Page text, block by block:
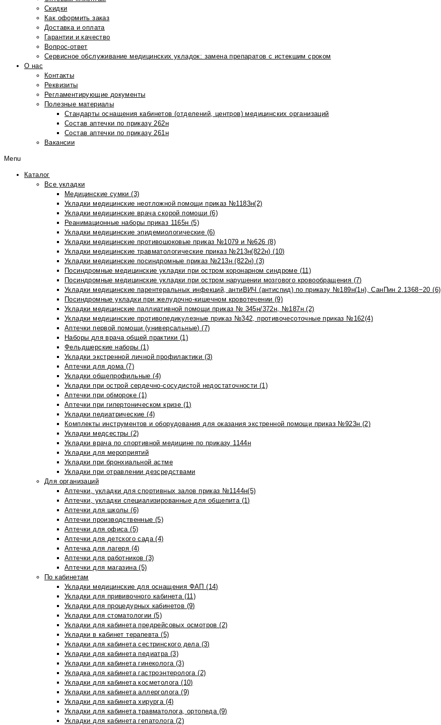
Скидки
Как оформить заказ
Доставка и оплата
Гарантии и качество
Вопрос-ответ
Сервисное обслуживание медицинских укладок: замена препаратов с истекшим сроком
О нас
Контакты
Реквизиты
Регламентирующие документы
Полезные материалы
Стандарты оснащения кабинетов (отделений, центров) медицинских организаций
Состав аптечки по приказу 262н
Состав аптечки по приказу 261н
Вакансии
Menu
Каталог
Все укладки
Медицинские сумки (3)
Укладки медицинские неотложной помощи приказ №1183н(2)
Укладки медицинские врача скорой помощи (6)
Реанимационные наборы приказ 1165н (5)
Укладки медицинские эпидемиологические (6)
Укладки медицинские противошоковые приказ №1079 и №626 (8)
Укладки медицинские травматологические приказ №213н(822н) (10)
Укладки медицинские посиндромные приказ №213н (822н) (3)
Посиндромные медицинские укладки при остром коронарном синдроме (11)
Посиндромные медицинские укладки при остром нарушении мозгового кровообращения (7)
Укладки медицинские парентеральных инфекций, антиВИЧ (антиспид) по приказу №189н(1н), СанПин 2.1368−20 (6)
Посиндромные укладки при желудочно-кишечном кровотечении (9)
Укладки медицинские паллиативной помощи приказ № 345н/372н, №187н (2)
Укладки медицинские противопедикулезные приказ №342, противочесоточные приказ №162(4)
Аптечки первой помощи (универсальные) (7)
Наборы для врача общей практики (1)
Фельдшерские наборы (1)
Укладки экстренной личной профилактики (3)
Аптечки для дома (7)
Укладки общепрофильные (4)
Укладки при острой сердечно-сосудистой недостаточности (1)
Аптечки при обмороке (1)
Аптечки при гипертоническом кризе (1)
Укладки педиатрические (4)
Комплекты инструментов и оборудования для оказания экстренной помощи приказ №923н (2)
Укладки медсестры (2)
Укладки врача по спортивной медицине по приказу 1144н
Укладки для мероприятий
Укладки при бронхиальной астме
Укладки при отравлении дезсредствами
Для организаций
Аптечки, укладки для спортивных залов приказ №1144н(5)
Аптечки, укладки специализированные для общепита (1)
Аптечки для школы (6)
Аптечки производственные (5)
Аптечки для офиса (5)
Аптечки для детского сада (4)
Аптечка для лагеря (4)
Аптечки для работников (3)
Аптечки для магазина (5)
По кабинетам
Укладки медицинские для оснащения ФАП (14)
Укладки для прививочного кабинета (11)
Укладки для процедурных кабинетов (9)
Укладки для стоматологии (5)
Укладки для кабинета предрейсовых осмотров (2)
Укладки в кабинет терапевта (5)
Укладки для кабинета сестринского дела (3)
Укладки для кабинета педиатра (3)
Укладки для кабинета гинеколога (3)
Укладка для кабинета гастроэнтеролога (2)
Укладки для кабинета косметолога (10)
Укладки для кабинета аллерголога (9)
Укладки для кабинета хирурга (4)
Укладки для кабинета травматолога, ортопеда (9)
Укладки для кабинета гепатолога (2)